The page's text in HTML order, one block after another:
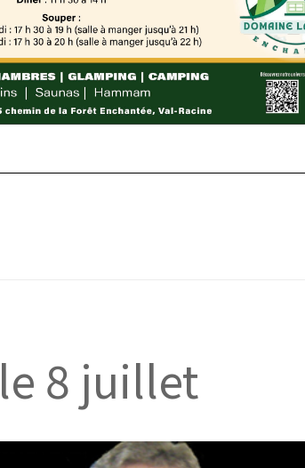
8 juillet